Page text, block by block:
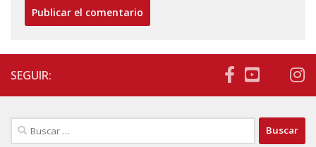
SEGUIR:
Buscar: